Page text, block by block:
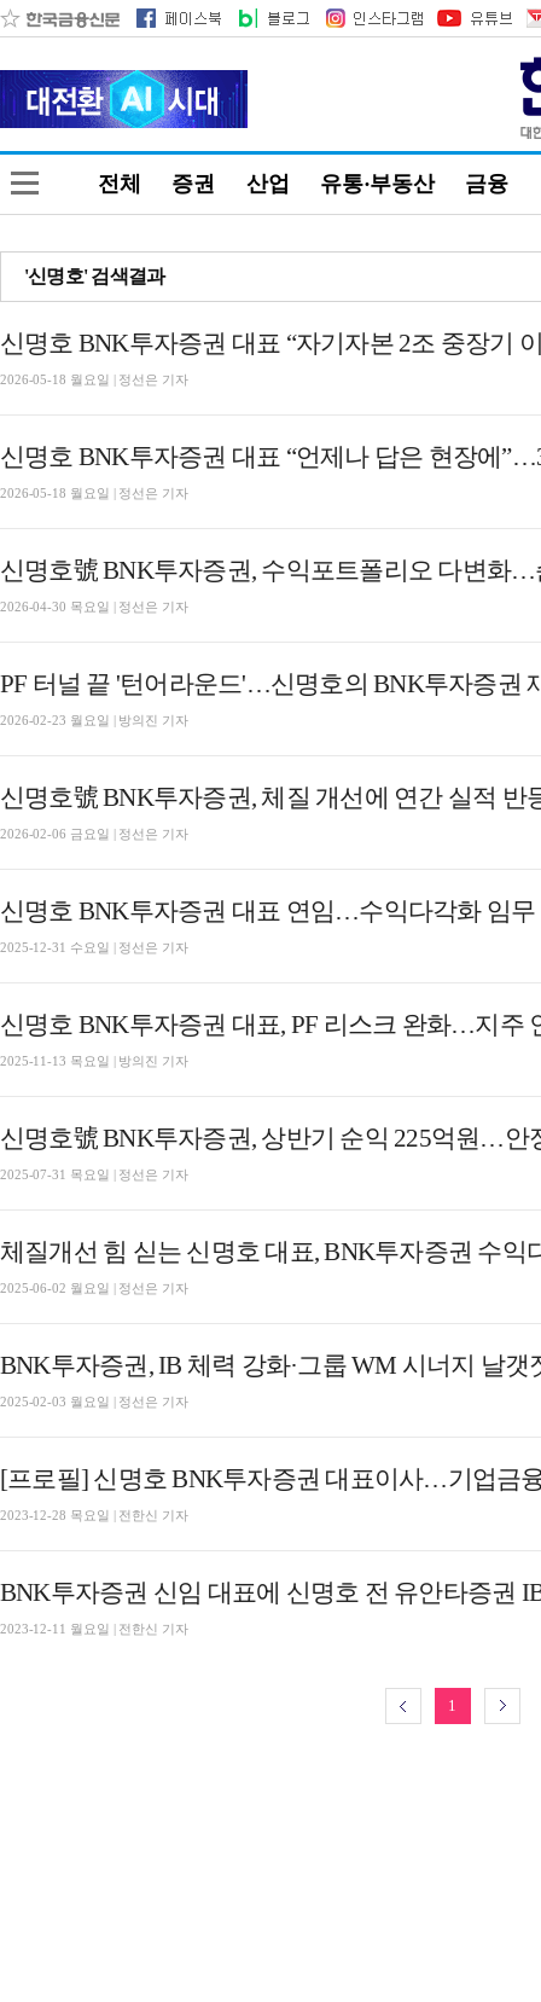
전체 증권 산업 유통·부동산 금융
'신명호' 검색결과
신명호 BNK투자증권 대표 “자기자본 2조 중장기
2026-05-18 월요일 | 정선은 기자
신명호 BNK투자증권 대표 “언제나 답은 현장에
2026-05-18 월요일 | 정선은 기자
2026-04-30 목요일 | 정선은 기자
PF 터널 끝 '턴어라운드'…신명호의 BNK투자증권
2026-02-23 월요일 | 방의진 기자
2026-02-06 금요일 | 정선은 기자
신명호 BNK투자증권 대표 연임…수익다각화 임무
2025-12-31 수요일 | 정선은 기자
2025-11-13 목요일 | 방의진 기자
2025-07-31 목요일 | 정선은 기자
2025-06-02 월요일 | 정선은 기자
BNK투자증권, IB 체력 강화·그룹 WM 시너지 날
2025-02-03 월요일 | 정선은 기자
[프로필] 신명호 BNK투자증권 대표이사…기업금
2023-12-28 목요일 | 전한신 기자
BNK투자증권 신임 대표에 신명호 전 유안타증권
2023-12-11 월요일 | 전한신 기자
1